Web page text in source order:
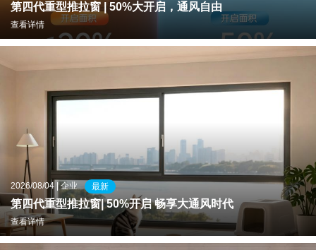
第四代重型推拉窗 | 50%大开启，通风自由
查看详情
2026/08/04 | 企业 最新
第四代重型推拉窗| 50%开启 畅享大通风时代
查看详情